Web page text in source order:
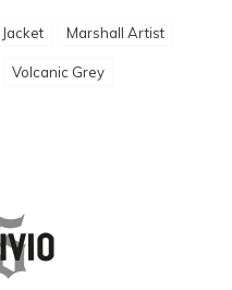
Jacket Marshall Artist
Volcanic Grey